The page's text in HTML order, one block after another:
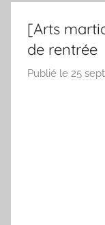
le
du
[Arts
de rentrée
Publié le 25